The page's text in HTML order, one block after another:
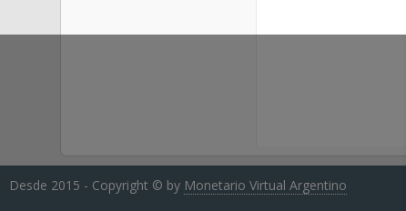
Desde 2015 - Copyright © by Monetario Virtual Argentino